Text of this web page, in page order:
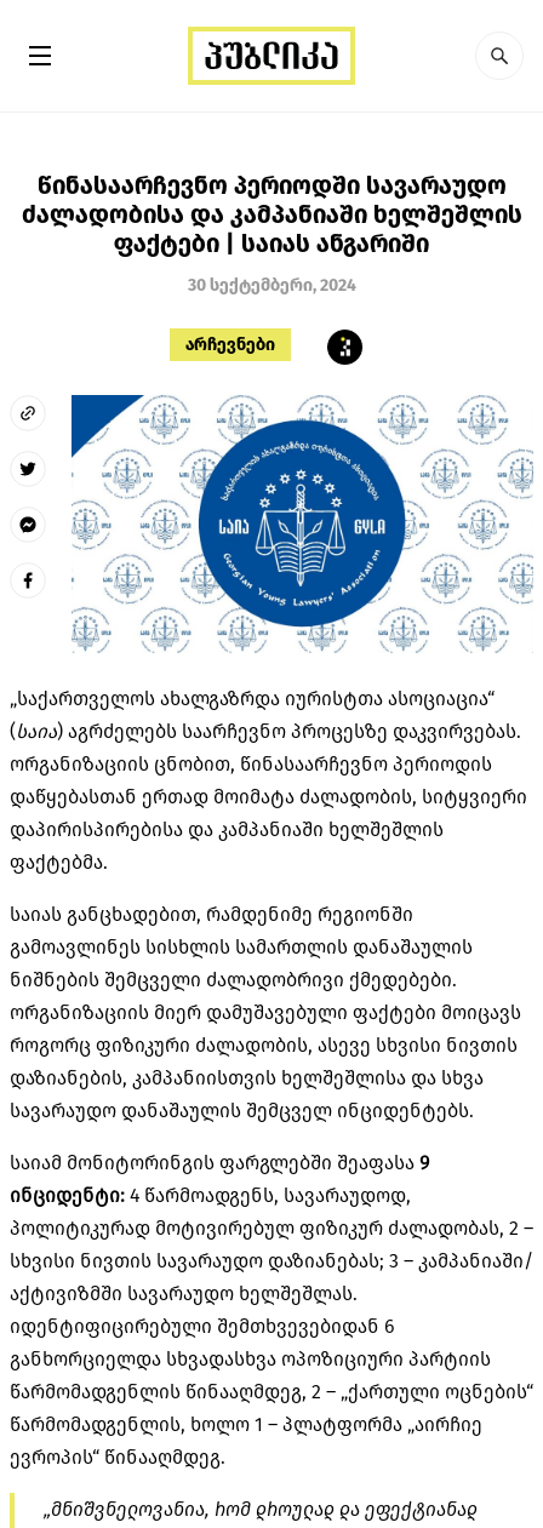
წინასაარჩევნო პერიოდში სავარაუდო
ძალადობისა და კამპანიაში ხელშეშლის
ფაქტები | საიას ანგარიში
30 სექტემბერი, 2024
არჩევნები
„საქართველოს ახალგაზრდა იურისტთა ასოციაცია“
(საია) აგრძელებს საარჩევნო პროცესზე დაკვირვებას.
ორგანიზაციის ცნობით, წინასაარჩევნო პერიოდის
დაწყებასთან ერთად მოიმატა ძალადობის, სიტყვიერი
დაპირისპირებისა და კამპანიაში ხელშეშლის
ფაქტებმა.
საიას განცხადებით, რამდენიმე რეგიონში
გამოავლინეს სისხლის სამართლის დანაშაულის
ნიშნების შემცველი ძალადობრივი ქმედებები.
ორგანიზაციის მიერ დამუშავებული ფაქტები მოიცავს
როგორც ფიზიკური ძალადობის, ასევე სხვისი ნივთის
დაზიანების, კამპანიისთვის ხელშეშლისა და სხვა
სავარაუდო დანაშაულის შემცველ ინციდენტებს.
საიამ მონიტორინგის ფარგლებში შეაფასა 9
ინციდენტი: 4 წარმოადგენს, სავარაუდოდ,
პოლიტიკურად მოტივირებულ ფიზიკურ ძალადობას, 2 –
სხვისი ნივთის სავარაუდო დაზიანებას; 3 – კამპანიაში/
აქტივიზმში სავარაუდო ხელშეშლას.
იდენტიფიცირებული შემთხვევებიდან 6
განხორციელდა სხვადასხვა ოპოზიციური პარტიის
წარმომადგენლის წინააღმდეგ, 2 – „ქართული ოცნების“
წარმომადგენლის, ხოლო 1 – პლატფორმა „აირჩიე
ევროპის“ წინააღმდეგ.
„მნიშვნელოვანია, რომ დროულად და ეფექტიანად